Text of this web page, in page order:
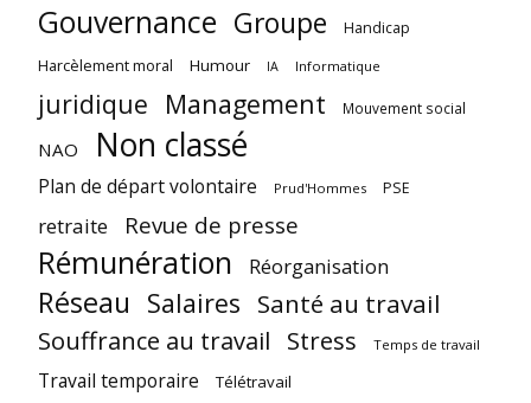
Gouvernance Groupe Handicap
Harcèlement moral Humour IA Informatique
juridique Management Mouvement social
NAO Non classé
Plan de départ volontaire Prud'Hommes PSE
retraite Revue de presse
Rémunération Réorganisation
Réseau Salaires Santé au travail
Souffrance au travail Stress Temps de travail
Travail temporaire Télétravail